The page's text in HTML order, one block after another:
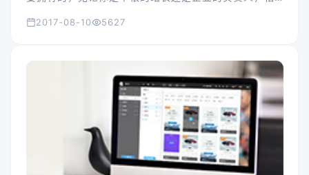
也可以请诸如上海网站建设公司之类的专业网站建设公
2017-08-10 5627